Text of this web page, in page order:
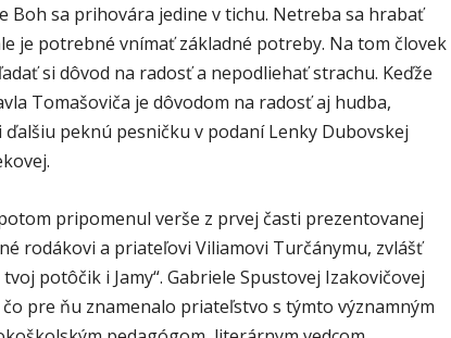
Boh sa prihovára jedine v tichu. Netreba sa hrabať
je potrebné vnímať základné potreby. Na tom človek
si dôvod na radosť a nepodliehať strachu. Keďže
Tomašoviča je dôvodom na radosť aj hudba,
ďalšiu peknú pesničku v podaní Lenky Dubovskej
pripomenul verše z prvej časti prezentovanej
rodákovi a priateľovi Viliamovi Turčánymu, zvlášť
potôčik i Jamy“. Gabriele Spustovej Izakovičovej
pre ňu znamenalo priateľstvo s týmto významným